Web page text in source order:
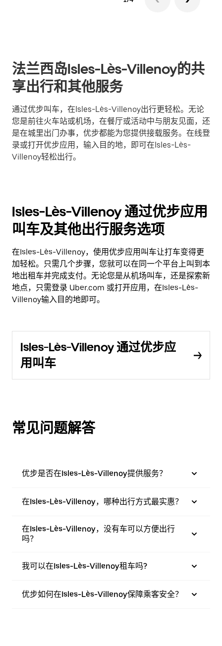
法兰西岛Isles-Lès-Villenoy的共
享出行和其他服务
通过优步叫车，在Isles-Lès-Villenoy出行更轻松。无论
您是前往火车站或机场，在餐厅或活动中与朋友见面，还
是在城里出门办事，优步都能为您提供接载服务。在线登
录或打开优步应用，输入目的地，即可在Isles-Lès-
Villenoy轻松出行。
Isles-Lès-Villenoy 通过优步应用
叫车及其他出行服务选项
在Isles-Lès-Villenoy，使用优步应用叫车让打车变得更
加轻松。只需几个步骤，您就可以在同一个平台上叫到本
地出租车并完成支付。无论您是从机场叫车，还是探索新
地点，只需登录 Uber.com 或打开应用，在Isles-Lès-
Villenoy输入目的地即可。
Isles-Lès-Villenoy 通过优步应
用叫车
常见问题解答
优步是否在Isles-Lès-Villenoy提供服务？
在Isles-Lès-Villenoy，哪种出行方式最实惠？
在Isles-Lès-Villenoy，没有车可以方便出行
吗？
我可以在Isles-Lès-Villenoy租车吗?
优步如何在Isles-Lès-Villenoy保障乘客安全？